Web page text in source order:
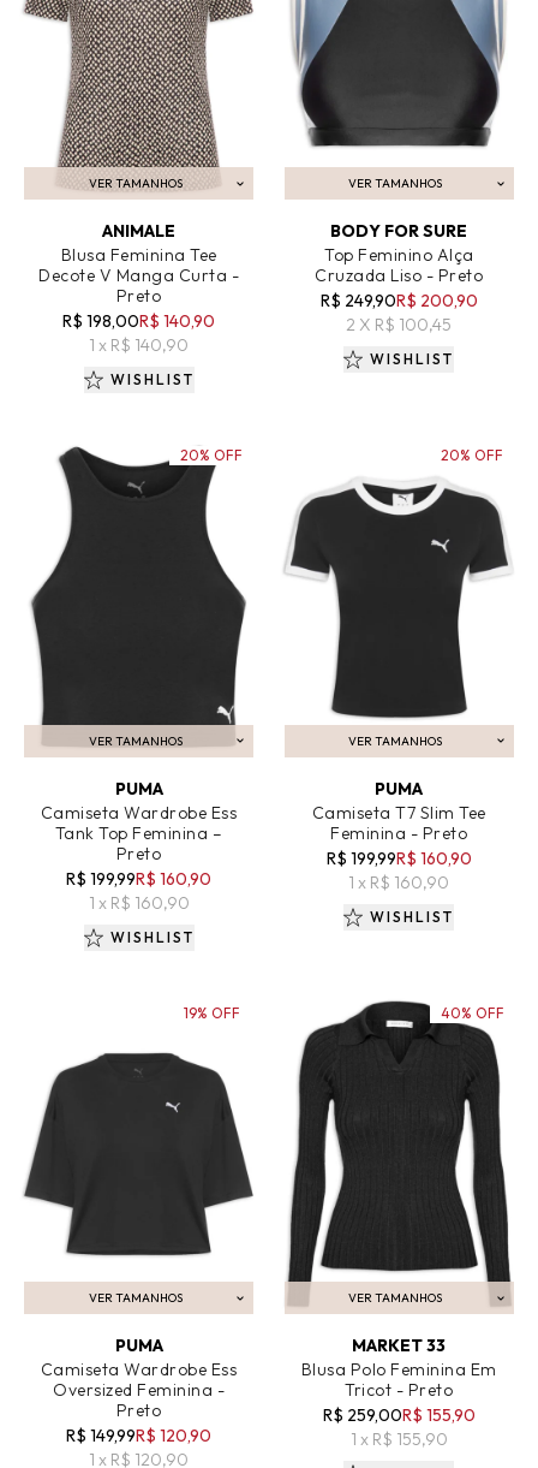
VER TAMANHOS
ADICIONAR AO CARRINHO
ANIMALE
Blusa Feminina Tee
Decote V Manga Curta -
Preto
R$ 198,00R$ 140,90
1 x R$ 140,90
WISHLIST
VER TAMANHOS
ADICIONAR AO CARRINHO
BODY FOR SURE
Top Feminino Alça
Cruzada Liso - Preto
R$ 249,90R$ 200,90
2 X R$ 100,45
WISHLIST
VER TAMANHOS
ADICIONAR AO CARRINHO
PUMA
Camiseta Wardrobe Ess
Tank Top Feminina –
Preto
R$ 199,99R$ 160,90
1 x R$ 160,90
20% OFF
WISHLIST
VER TAMANHOS
ADICIONAR AO CARRINHO
PUMA
Camiseta T7 Slim Tee
Feminina - Preto
R$ 199,99R$ 160,90
1 x R$ 160,90
20% OFF
WISHLIST
VER TAMANHOS
ADICIONAR AO CARRINHO
PUMA
Camiseta Wardrobe Ess
Oversized Feminina -
Preto
R$ 149,99R$ 120,90
1 x R$ 120,90
19% OFF
VER TAMANHOS
ADICIONAR AO CARRINHO
MARKET 33
Blusa Polo Feminina Em
Tricot - Preto
R$ 259,00R$ 155,90
1 x R$ 155,90
40% OFF